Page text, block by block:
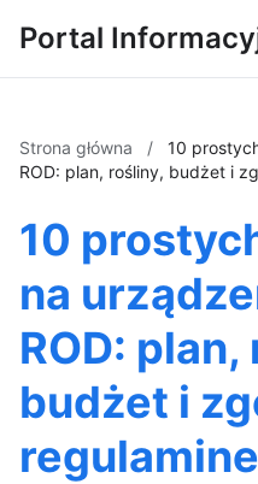
Portal
Strona główna /
10
ROD: plan, rośliny, budżet i
10
na
ROD:
budżet i